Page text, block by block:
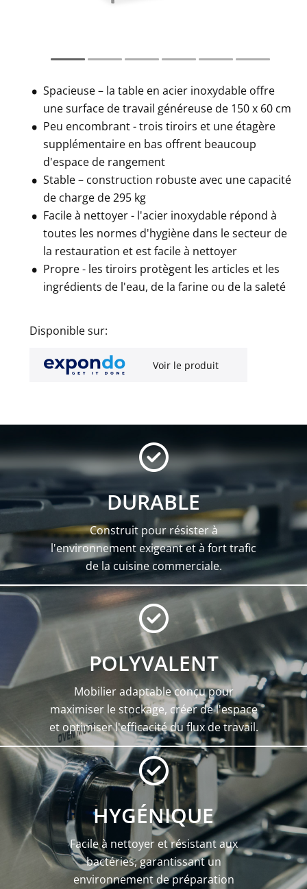
Spacieuse – la table en acier inoxydable offre
une surface de travail généreuse de 150 x 60 cm
Peu encombrant - trois tiroirs et une étagère
supplémentaire en bas offrent beaucoup
d'espace de rangement
Stable – construction robuste avec une capacité
de charge de 295 kg
Facile à nettoyer - l'acier inoxydable répond à
toutes les normes d'hygiène dans le secteur de
la restauration et est facile à nettoyer
Propre - les tiroirs protègent les articles et les
ingrédients de l'eau, de la farine ou de la saleté
Disponible sur:
Voir le produit
DURABLE
Construit pour résister à
l'environnement exigeant et à fort trafic
de la cuisine commerciale.
POLYVALENT
Mobilier adaptable conçu pour
maximiser le stockage, créer de l'espace
et optimiser l'efficacité du flux de travail.
HYGÉNIQUE
Facile à nettoyer et résistant aux
bactéries, garantissant un
environnement de préparation